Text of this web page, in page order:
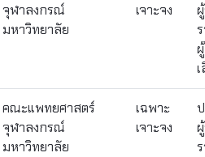
จุฬาลงกรณ์
มหาวิทยาลัย
เจาะจง
คณะแพทยศาสตร์
จุฬาลงกรณ์
มหาวิทยาลัย
เฉพาะ
เจาะจง